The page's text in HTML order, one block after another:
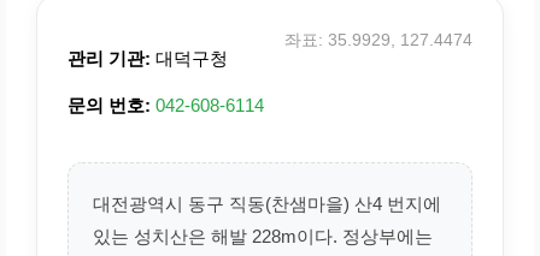
관리 기관: 대덕구청
문의 번호: 042-608-6114
좌표: 35.9929, 127.4474
대전광역시 동구 직동(찬샘마을) 산4 번지에
있는 성치산은 해발 228m이다. 정상부에는